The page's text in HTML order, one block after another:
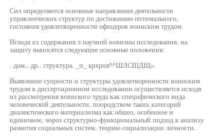
Сил определяются основные направления деятельности
управленческих структур по достижению оптимального,
состояния удовлетворенности офицеров воинским трудом.
Исходя из содержания л научной новизны исследования, на
защиту выносятся следующие основные положения:
. дом,. др.. структура. _п_ крхрпя^^ШЛСШДЩ».
Выявление сущности и структуры удовлетворенности воинским
трудом в диссертационном исследовании осуществляется исходя
из рассмотрения воинского труда как специфического вида
человеческой деятельности, поородством таких категорий
диалектического материализма как обшео, особенное и
единичное, чороз структурно-функциональный подход к анализу
развития социальных систем, теорию социализации личности.